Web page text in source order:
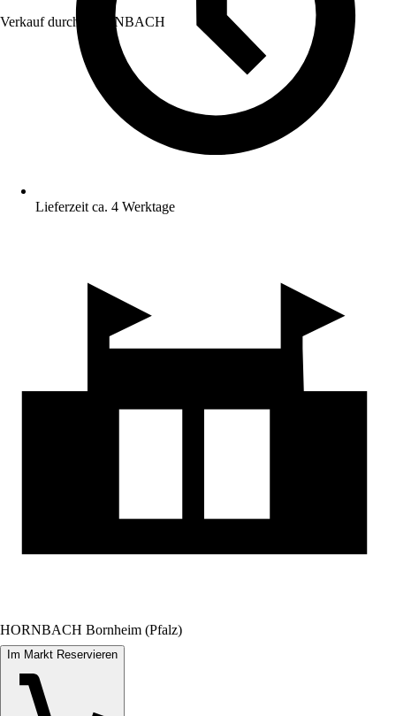
Verkauf durch: HORNBACH
Lieferzeit ca. 4 Werktage
HORNBACH Bornheim (Pfalz)
Im Markt Reservieren